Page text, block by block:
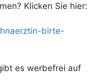
Klicken Sie hier:
birte-
es werbefrei auf